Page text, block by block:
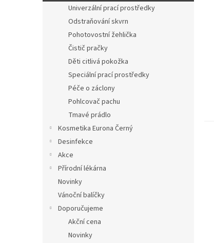
n
Univerzální prací prostředky
Odstraňování skvrn
Pohotovostní žehlička
Čistič pračky
Děti citlivá pokožka
Speciální prací prostředky
Péče o záclony
Pohlcovač pachu
Tmavé prádlo
Kosmetika Eurona Černý
Desinfekce
Akce
Přírodní lékárna
Novinky
Vánoční balíčky
Doporučujeme
Akční cena
Novinky